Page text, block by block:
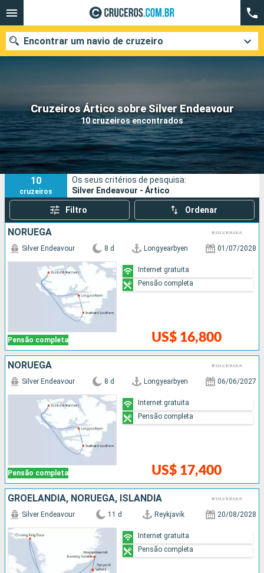
Cruzeiros Ártico sobre Silver Endeavour
10 cruzeiros encontrados
Encontrar um navio de cruzeiro
Quando ir?
Data de partida
Cidades Companhias
Pesquisar
10
cruzeiros
Os seus critérios de pesquisa:
Silver Endeavour - Ártico
Filtro Ordenar
NORUEGA
Pensão completa
Silver Endeavour 8 d Longyearbyen 01/07/2028
US$ 16,800
Internet gratuita
Pensão completa
NORUEGA
Pensão completa
Silver Endeavour 8 d Longyearbyen 06/06/2027
US$ 17,400
Internet gratuita
Pensão completa
GROELÂNDIA, NORUEGA, ISLÂNDIA
Silver Endeavour 11 d Reykjavik 20/08/2028
Internet gratuita
Pensão completa